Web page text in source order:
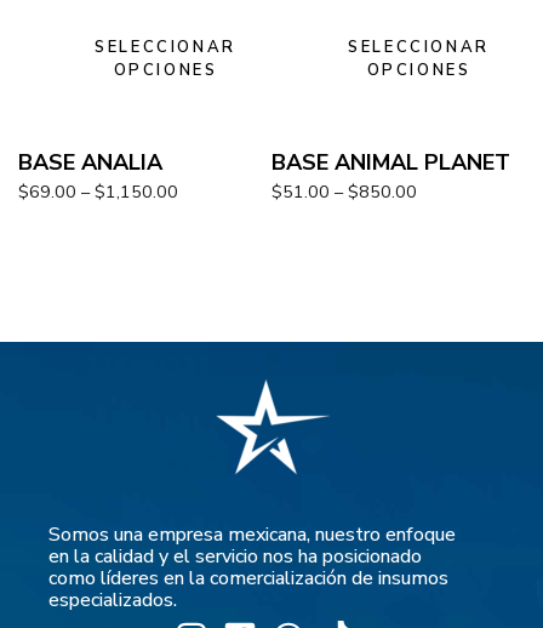
SELECCIONAR
OPCIONES
BASE ANALIA
$69.00 – $1,150.00
SELECCIONAR
OPCIONES
BASE ANIMAL PLANET
$51.00 – $850.00
Somos una empresa mexicana, nuestro enfoque
en la calidad y el servicio nos ha posicionado
como líderes en la comercialización de insumos
especializados.